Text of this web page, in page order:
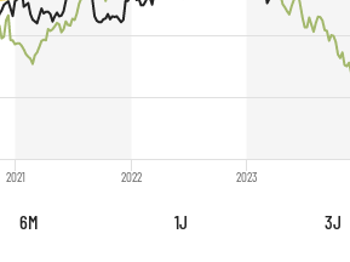
2021 2022 2023
6M 1J 3J